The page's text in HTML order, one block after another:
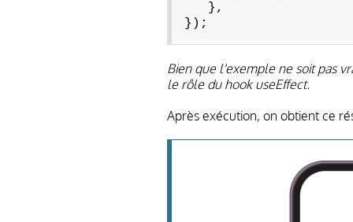
},
});
Bien que l'exemple ne soit pas
le rôle du hook useEffect.
Après exécution, on obtient ce